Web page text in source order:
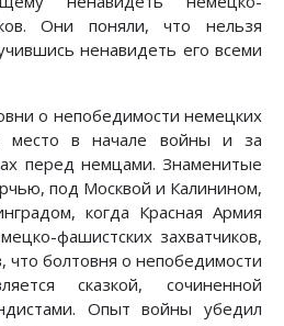
Они поняли, что нельзя
ненавидеть его всеми
о непобедимости немецких
место в начале войны и за
перед немцами. Знаменитые
под Москвой и Калинином,
когда Красная Армия
фашистских захватчиков,
болтовня о непобедимости
сказкой, сочиненной
Опыт войны убедил